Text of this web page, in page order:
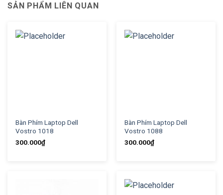
SẢN PHẨM LIÊN QUAN
Bàn Phím Laptop Dell
Vostro 1018
300.000₫
Bàn Phím Laptop Dell
Vostro 1088
300.000₫